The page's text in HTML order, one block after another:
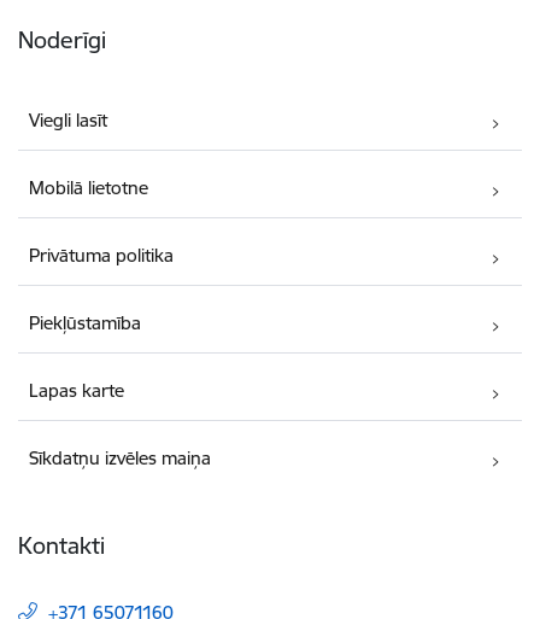
Noderīgi
Viegli lasīt
Mobilā lietotne
Privātuma politika
Piekļūstamība
Lapas karte
Sīkdatņu izvēles maiņa
Kontakti
+371 65071160